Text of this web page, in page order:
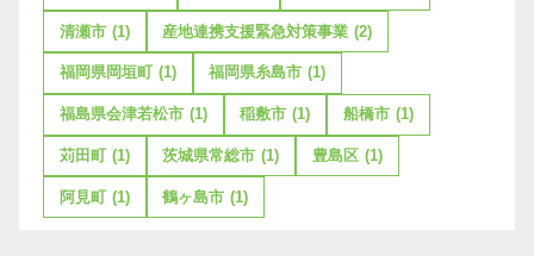
清瀬市 (1) 産地連携支援緊急対策事業 (2)
福岡県岡垣町 (1) 福岡県糸島市 (1)
福島県会津若松市 (1) 稲敷市 (1) 船橋市 (1)
苅田町 (1) 茨城県常総市 (1) 豊島区 (1)
阿見町 (1) 鶴ヶ島市 (1)